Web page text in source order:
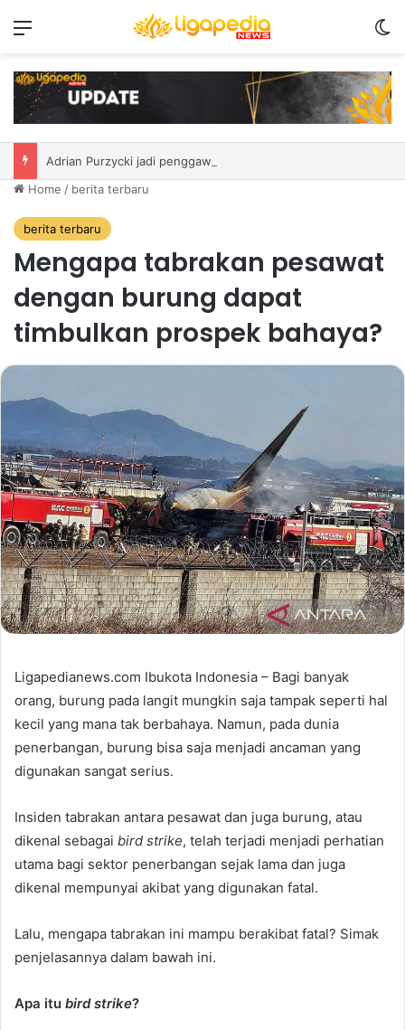
Adrian Purzycki jadi penggawa asing anyar PSIM
Home / berita terbaru
berita terbaru
Mengapa tabrakan pesawat
dengan burung dapat
timbulkan prospek bahaya?
Ligapedianews.com Ibukota Indonesia – Bagi banyak
orang, burung pada langit mungkin saja tampak seperti hal
kecil yang mana tak berbahaya. Namun, pada dunia
penerbangan, burung bisa saja menjadi ancaman yang
digunakan sangat serius.
Insiden tabrakan antara pesawat dan juga burung, atau
dikenal sebagai bird strike, telah terjadi menjadi perhatian
utama bagi sektor penerbangan sejak lama dan juga
dikenal mempunyai akibat yang digunakan fatal.
Lalu, mengapa tabrakan ini mampu berakibat fatal? Simak
penjelasannya dalam bawah ini.
Apa itu bird strike?